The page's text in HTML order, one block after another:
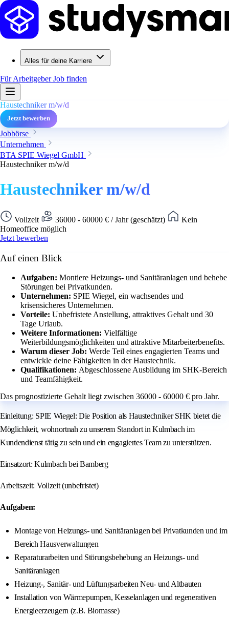
Alles für deine Karriere
Für ArbeitgeberJob finden
Haustechniker m/w/d
Jetzt bewerben
Jobbörse
Unternehmen
BTA SPIE Wiegel GmbH
Haustechniker m/w/d
Haustechniker m/w/d
Vollzeit 36000 - 60000 € / Jahr (geschätzt)
Kein
Homeoffice möglich
Jetzt bewerben
Auf einen Blick
Aufgaben: Montiere Heizungs- und Sanitäranlagen und behebe
Störungen bei Privatkunden.
Unternehmen: SPIE Wiegel, ein wachsendes und
krisensicheres Unternehmen.
Vorteile: Unbefristete Anstellung, attraktives Gehalt und 30
Tage Urlaub.
Weitere Informationen: Vielfältige
Weiterbildungsmöglichkeiten und attraktive Mitarbeiterbenefits.
Warum dieser Job: Werde Teil eines engagierten Teams und
entwickle deine Fähigkeiten in der Haustechnik.
Qualifikationen: Abgeschlossene Ausbildung im SHK-Bereich
und Teamfähigkeit.
Das prognostizierte Gehalt liegt zwischen 36000 - 60000 € pro Jahr.
Einleitung: SPIE Wiegel: Die Position als Haustechniker SHK bietet die
Möglichkeit, wohnortnah zu unserem Standort in Kulmbach im
Kundendienst tätig zu sein und ein engagiertes Team zu unterstützen.
Einsatzort: Kulmbach bei Bamberg
Arbeitszeit: Vollzeit (unbefristet)
Aufgaben:
Montage von Heizungs- und Sanitäranlagen bei Privatkunden und im
Bereich Hausverwaltungen
Reparaturarbeiten und Störungsbehebung an Heizungs- und
Sanitäranlagen
Heizung-, Sanitär- und Lüftungsarbeiten Neu- und Altbauten
Installation von Wärmepumpen, Kesselanlagen und regenerativen
Energieerzeugern (z.B. Biomasse)